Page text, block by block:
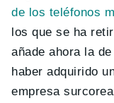
de los teléfonos
los que se ha
añade ahora la
haber adquirido
empresa